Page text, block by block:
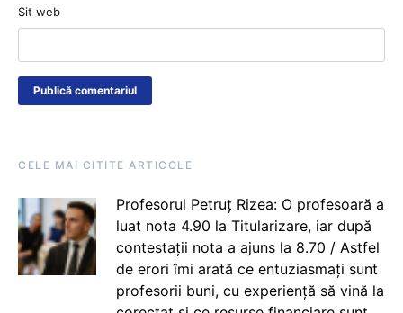
Sit web
CELE MAI CITITE ARTICOLE
Profesorul Petruț Rizea: O profesoară a
luat nota 4.90 la Titularizare, iar după
contestații nota a ajuns la 8.70 / Astfel
de erori îmi arată ce entuziasmați sunt
profesorii buni, cu experiență să vină la